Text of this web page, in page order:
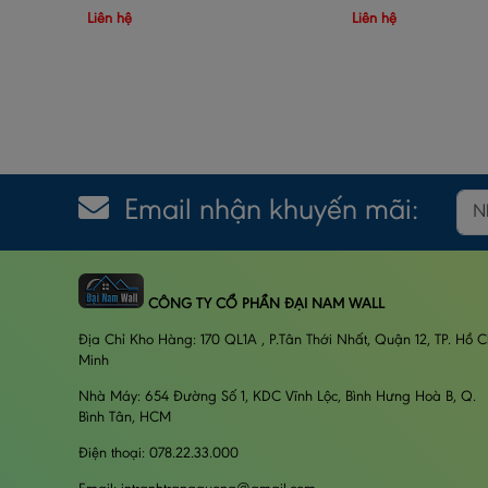
Liên hệ Liên hệ
Email nhận khuyến mãi:
CÔNG TY CỔ PHẦN ĐẠI NAM WALL
Địa Chỉ Kho Hàng: 170 QL1A , P.Tân Thới Nhất, Quận 12, TP. Hồ
Minh
Nhà Máy: 654 Đường Số 1, KDC Vĩnh Lộc, Bình Hưng Hoà B, Q.
Bình Tân, HCM
Điện thoại: 078.22.33.000